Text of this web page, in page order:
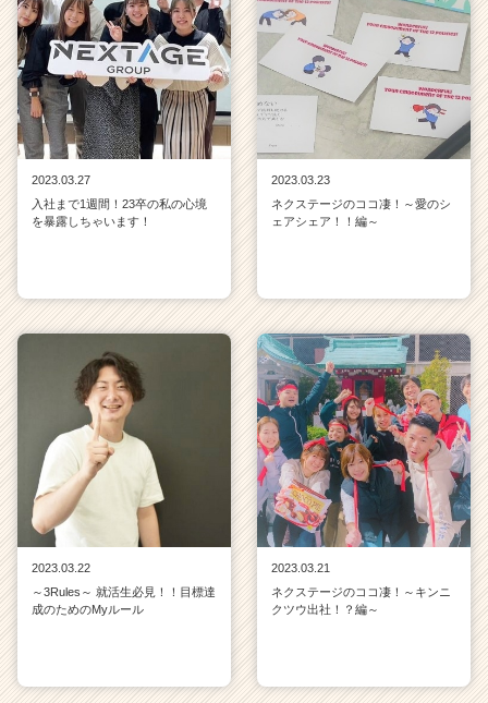
2023.03.27
入社まで1週間！23卒の私の心境
を暴露しちゃいます！
2023.03.23
ネクステージのココ凄！～愛のシ
ェアシェア！！編～
2023.03.22
～3Rules～ 就活生必見！！目標達
成のためのMyルール
2023.03.21
ネクステージのココ凄！～キンニ
クツウ出社！？編～